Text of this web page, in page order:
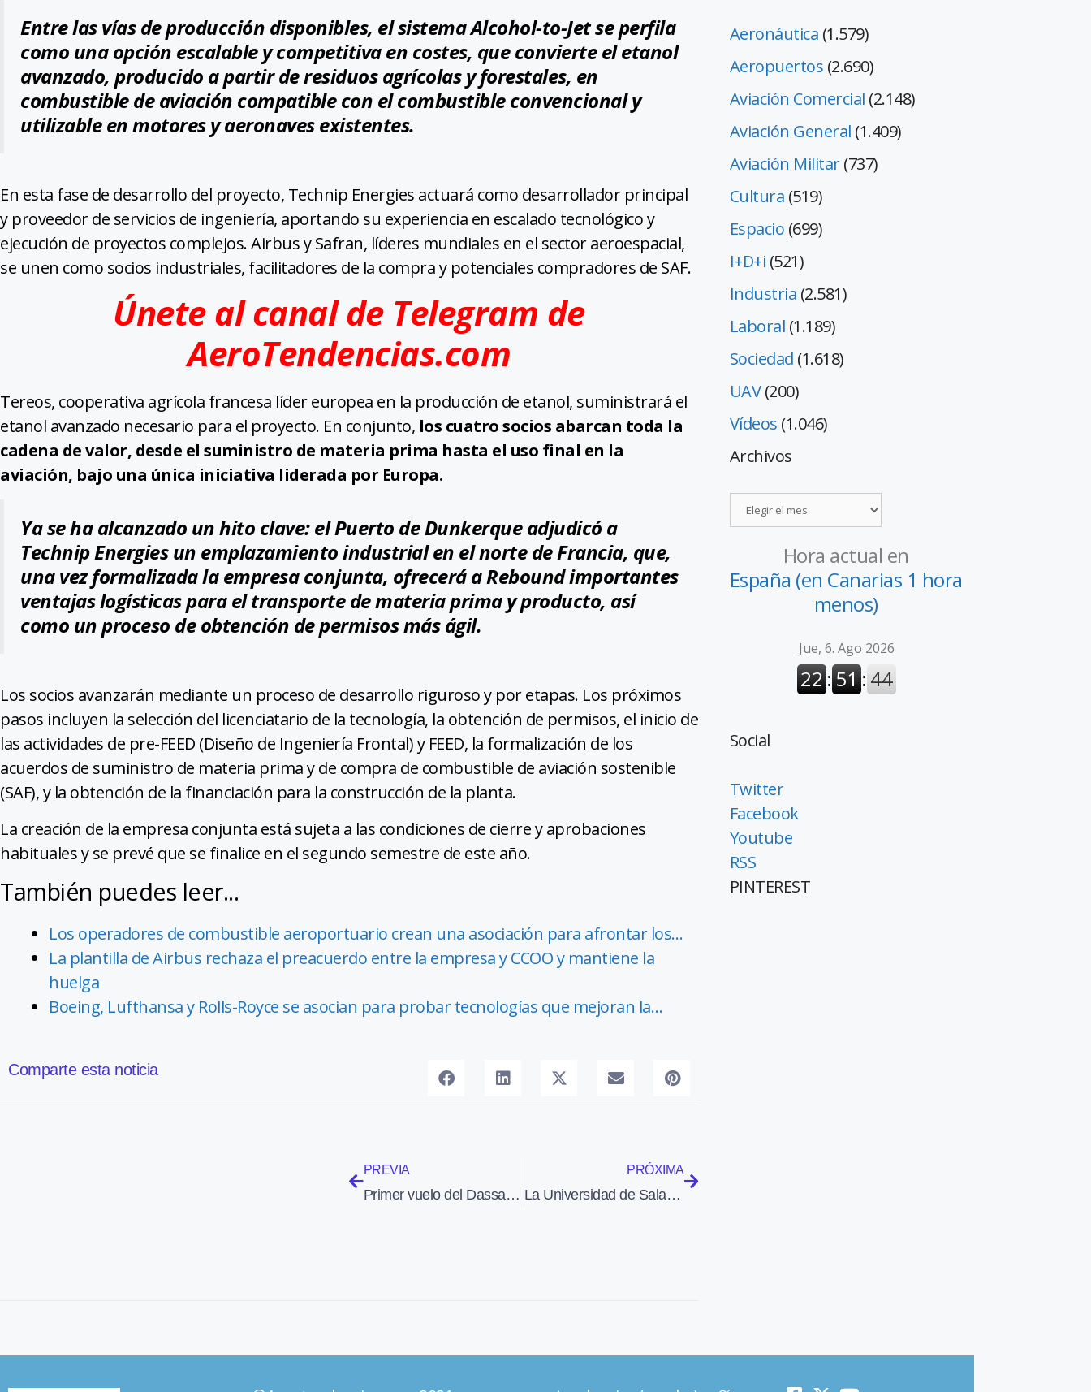
Entre las vías de producción disponibles, el sistema Alcohol-to-Jet se perfila
como una opción escalable y competitiva en costes, que convierte el etanol
avanzado, producido a partir de residuos agrícolas y forestales, en
combustible de aviación compatible con el combustible convencional y
utilizable en motores y aeronaves existentes.
En esta fase de desarrollo del proyecto, Technip Energies actuará como desarrollador principal
y proveedor de servicios de ingeniería, aportando su experiencia en escalado tecnológico y
ejecución de proyectos complejos. Airbus y Safran, líderes mundiales en el sector aeroespacial,
se unen como socios industriales, facilitadores de la compra y potenciales compradores de SAF.
Únete al canal de Telegram de
AeroTendencias.com
Tereos, cooperativa agrícola francesa líder europea en la producción de etanol, suministrará el
etanol avanzado necesario para el proyecto. En conjunto, los cuatro socios abarcan toda la
cadena de valor, desde el suministro de materia prima hasta el uso final en la
aviación, bajo una única iniciativa liderada por Europa.
Ya se ha alcanzado un hito clave: el Puerto de Dunkerque adjudicó a
Technip Energies un emplazamiento industrial en el norte de Francia, que,
una vez formalizada la empresa conjunta, ofrecerá a Rebound importantes
ventajas logísticas para el transporte de materia prima y producto, así
como un proceso de obtención de permisos más ágil.
Los socios avanzarán mediante un proceso de desarrollo riguroso y por etapas. Los próximos
pasos incluyen la selección del licenciatario de la tecnología, la obtención de permisos, el inicio de
las actividades de pre-FEED (Diseño de Ingeniería Frontal) y FEED, la formalización de los
acuerdos de suministro de materia prima y de compra de combustible de aviación sostenible
(SAF), y la obtención de la financiación para la construcción de la planta.
La creación de la empresa conjunta está sujeta a las condiciones de cierre y aprobaciones
habituales y se prevé que se finalice en el segundo semestre de este año.
También puedes leer...
Los operadores de combustible aeroportuario crean una asociación para afrontar los…
La plantilla de Airbus rechaza el preacuerdo entre la empresa y CCOO y mantiene la
huelga
Boeing, Lufthansa y Rolls-Royce se asocian para probar tecnologías que mejoran la…
Comparte esta noticia
PREVIA
Primer vuelo del Dassault Falcon 10X, que tendrá una autonomía de casi 14.000 km
PRÓXIMA
La Universidad de Salamanca y el Colegio de Pilotos colaborarán en el fomento de la formación aeronáutica
Aeronáutica (1.579)
Aeropuertos (2.690)
Aviación Comercial (2.148)
Aviación General (1.409)
Aviación Militar(737)
Cultura (519)
Espacio (699)
I+D+i (521)
Industria (2.581)
Laboral (1.189)
Sociedad (1.618)
UAV(200)
Vídeos (1.046)
Archivos
Hora actual en
España (en Canarias 1 hora
menos)
Social
Twitter
Facebook
Youtube
RSS
PINTEREST